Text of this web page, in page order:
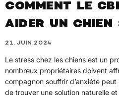
COMMENT LE
AIDER UN CHIEN
21. JUIN 2024
Le stress chez les chiens est un
nombreux propriétaires doivent
compagnon souffrir d’anxiété
de trouver une solution naturelle